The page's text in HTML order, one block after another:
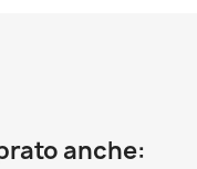
anche: